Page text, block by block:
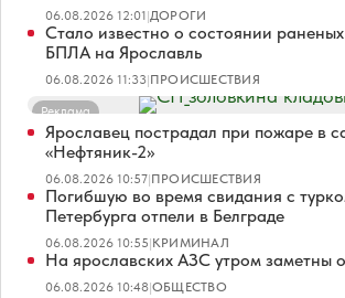
06.08.2026 12:01|ДОРОГИ
Стало известно о состоянии
БПЛА на Ярославль
06.08.2026 11:33|ПРОИСШЕСТВИЯ
Реклама
Ярославец пострадал при пожаре в
«Нефтяник-2»
06.08.2026 10:57|ПРОИСШЕСТВИЯ
Погибшую во время свидания с
Петербурга отпели в Белграде
06.08.2026 10:55|КРИМИНАЛ
На ярославских АЗС утром заметны
06.08.2026 10:48|ОБЩЕСТВО